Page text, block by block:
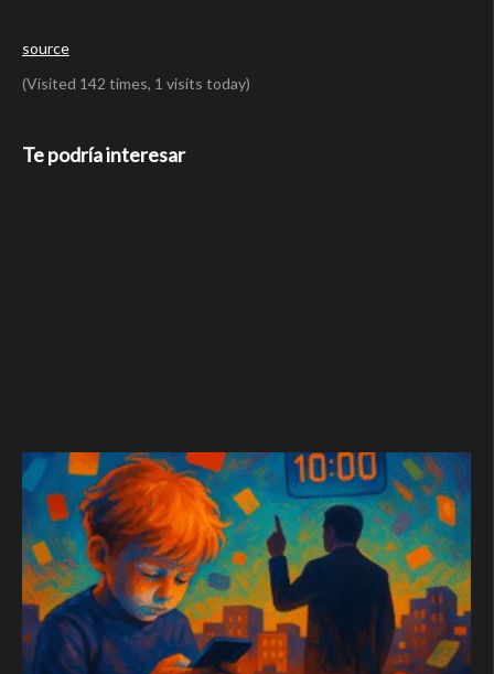
source
(Visited 142 times, 1 visits today)
Te podría interesar